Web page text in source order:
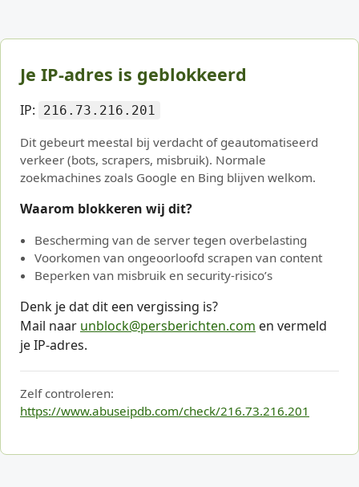
Je IP-adres is geblokkeerd
IP: 216.73.216.201
Dit gebeurt meestal bij verdacht of geautomatiseerd
verkeer (bots, scrapers, misbruik). Normale
zoekmachines zoals Google en Bing blijven welkom.
Waarom blokkeren wij dit?
Bescherming van de server tegen overbelasting
Voorkomen van ongeoorloofd scrapen van content
Beperken van misbruik en security-risico’s
Denk je dat dit een vergissing is?
Mail naar unblock@persberichten.com en vermeld
je IP-adres.
Zelf controleren:
https://www.abuseipdb.com/check/216.73.216.201